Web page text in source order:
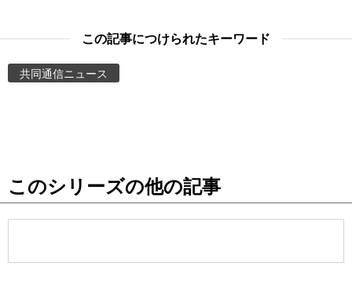
お知らせ
この記事につけられたキーワード
共同通信ニュース
このシリーズの他の記事